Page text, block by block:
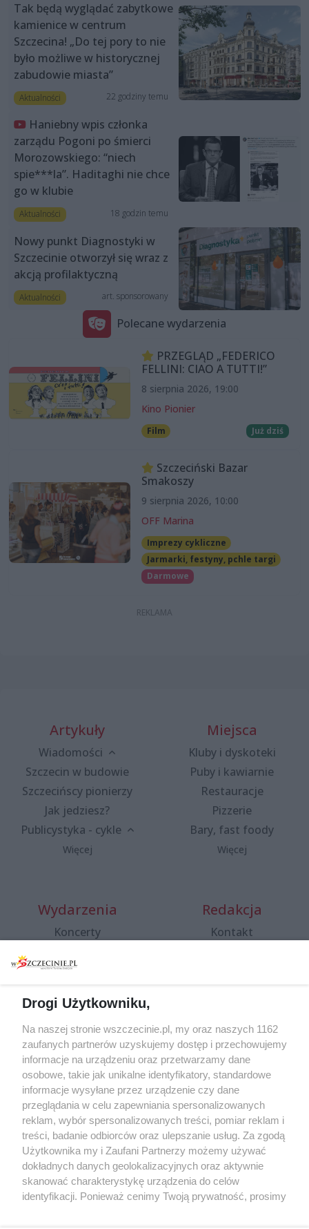
Tak będą wyglądać zabytkowe
kamienice w centrum
Szczecina! „Do tej pory to nie
było możliwe w historycznej
zabudowie miasta”
Aktualności 22 godziny temu
Haniebny wpis członka
zarządu Pogoni po śmierci
Morozowskiego: “niech
spie***la”. Haditaghi nie chce
go w klubie
Aktualności 18 godzin temu
Nowy punkt Diagnostyki w
Szczecinie otworzył się wraz z
akcją profilaktyczną
Aktualności art. sponsorowany
Polecane wydarzenia
PRZEGLĄD „FEDERICO
FELLINI: CIAO A TUTTI!”
8 sierpnia 2026, 19:00
Kino Pionier
Film Już dziś
Szczeciński Bazar
Smakoszy
9 sierpnia 2026, 10:00
OFF Marina
Imprezy cykliczne
Jarmarki, festyny, pchle targi
Darmowe
Artykuły
Wiadomości
Szczecin w budowie
Szczecińscy pionierzy
Jak jedziesz?
Publicystyka - cykle
Więcej
Miejsca
Kluby i dyskoteki
Puby i kawiarnie
Restauracje
Pizzerie
Bary, fast foody
Więcej
Wydarzenia
Koncerty
Spacery i oprowadzania
targi
Wernisaże
Więcej
Redakcja
Kontakt
Specjalny koncert z okazji
20. urodzin portalu
wSzczecinie.pl
Regulamin konkursów
śniadaniówka "Hej
Szczecin! Jest piątek!"
Partnerzy
Praca Szczecin
Drogi Użytkowniku,
Na naszej stronie wszczecinie.pl, my oraz naszych 1162
zaufanych partnerów uzyskujemy dostęp i przechowujemy
informacje na urządzeniu oraz przetwarzamy dane
osobowe, takie jak unikalne identyfikatory, standardowe
informacje wysyłane przez urządzenie czy dane
przeglądania w celu zapewniania spersonalizowanych
reklam, wybór spersonalizowanych treści, pomiar reklam i
treści, badanie odbiorców oraz ulepszanie usług. Za zgodą
Użytkownika my i Zaufani Partnerzy możemy używać
dokładnych danych geolokalizacyjnych oraz aktywnie
skanować charakterystykę urządzenia do celów
identyfikacji. Ponieważ cenimy Twoją prywatność, prosimy